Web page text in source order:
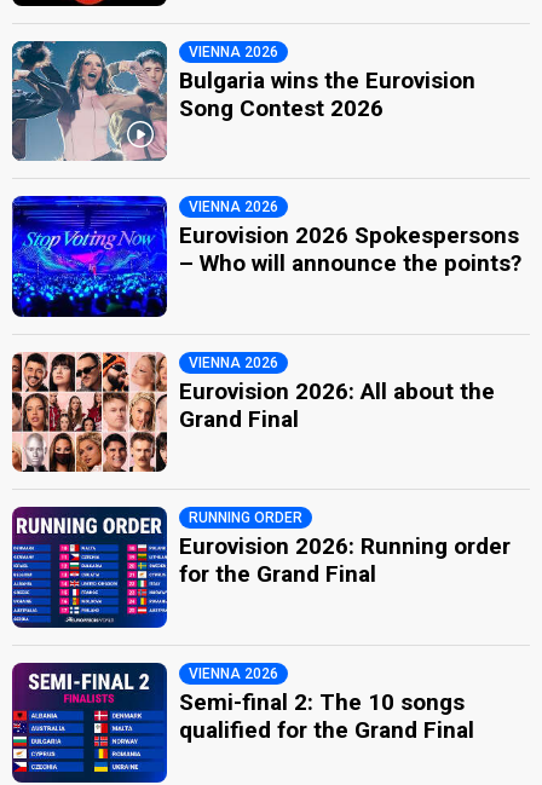
VIENNA 2026
Bulgaria wins the Eurovision
Song Contest 2026
VIENNA 2026
Eurovision 2026 Spokespersons
– Who will announce the points?
VIENNA 2026
Eurovision 2026: All about the
Grand Final
RUNNING ORDER
Eurovision 2026: Running order
for the Grand Final
VIENNA 2026
Semi-final 2: The 10 songs
qualified for the Grand Final